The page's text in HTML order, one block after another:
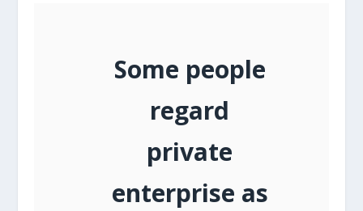
Some people
regard
private
enterprise as